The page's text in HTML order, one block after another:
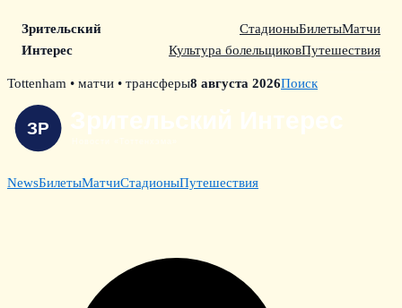
Зрительский
Интерес
СтадионыБилетыМатчи
Культура болельщиковПутешествия
Skip
content
Tottenham • матчи • трансферы8 августа 2026Поиск
NewsБилетыМатчиСтадионыПутешествия